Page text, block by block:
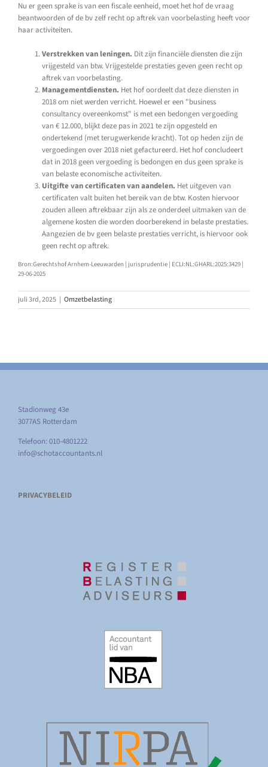
Nu er geen sprake is van een fiscale eenheid, moet het hof de vraag
beantwoorden of de bv zelf recht op aftrek van voorbelasting heeft voor
haar activiteiten.
Verstrekken van leningen. Dit zijn financiële diensten die zijn
vrijgesteld van btw. Vrijgestelde prestaties geven geen recht op
aftrek van voorbelasting.
Managementdiensten. Het hof oordeelt dat deze diensten in
2018 om niet werden verricht. Hoewel er een "business
consultancy overeenkomst" is met een bedongen vergoeding
van € 12.000, blijkt deze pas in 2021 te zijn opgesteld en
ondertekend (met terugwerkende kracht). Tot op heden zijn de
vergoedingen over 2018 niet gefactureerd. Het hof concludeert
dat in 2018 geen vergoeding is bedongen en dus geen sprake is
van belaste economische activiteiten.
Uitgifte van certificaten van aandelen. Het uitgeven van
certificaten valt buiten het bereik van de btw. Kosten hiervoor
zouden alleen aftrekbaar zijn als ze onderdeel uitmaken van de
algemene kosten die worden doorberekend in belaste prestaties.
Aangezien de bv geen belaste prestaties verricht, is hiervoor ook
geen recht op aftrek.
Bron:Gerechtshof Arnhem-Leeuwarden | jurisprudentie | ECLI:NL:GHARL:2025:3429 |
29-06-2025
juli 3rd, 2025 | Omzetbelasting
Stadionweg 43e
3077AS Rotterdam
Telefoon: 010-4801222
info@schotaccountants.nl
PRIVACYBELEID